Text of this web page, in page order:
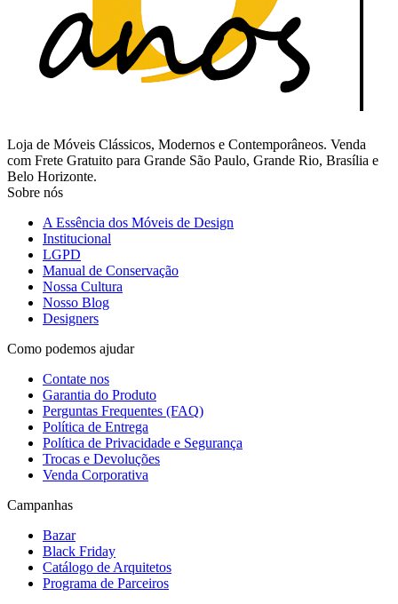
Loja de Móveis Clássicos, Modernos e Contemporâneos. Venda
com Frete Gratuito para Grande São Paulo, Grande Rio, Brasília e
Belo Horizonte.
Sobre nós
A Essência dos Móveis de Design
Institucional
LGPD
Manual de Conservação
Nossa Cultura
Nosso Blog
Designers
Como podemos ajudar
Contate nos
Garantia do Produto
Perguntas Frequentes (FAQ)
Política de Entrega
Política de Privacidade e Segurança
Trocas e Devoluções
Venda Corporativa
Campanhas
Bazar
Black Friday
Catálogo de Arquitetos
Programa de Parceiros